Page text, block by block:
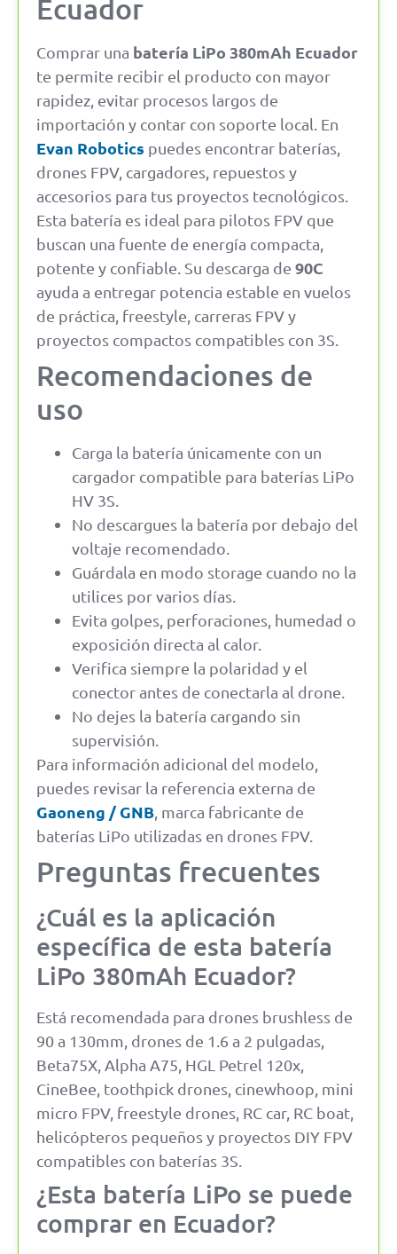
Ecuador
Comprar una batería LiPo 380mAh Ecuador
te permite recibir el producto con mayor
rapidez, evitar procesos largos de
importación y contar con soporte local. En
Evan Robotics puedes encontrar baterías,
drones FPV, cargadores, repuestos y
accesorios para tus proyectos tecnológicos.
Esta batería es ideal para pilotos FPV que
buscan una fuente de energía compacta,
potente y confiable. Su descarga de 90C
ayuda a entregar potencia estable en vuelos
de práctica, freestyle, carreras FPV y
proyectos compactos compatibles con 3S.
Recomendaciones de
uso
Carga la batería únicamente con un
cargador compatible para baterías LiPo
HV 3S.
No descargues la batería por debajo del
voltaje recomendado.
Guárdala en modo storage cuando no la
utilices por varios días.
Evita golpes, perforaciones, humedad o
exposición directa al calor.
Verifica siempre la polaridad y el
conector antes de conectarla al drone.
No dejes la batería cargando sin
supervisión.
Para información adicional del modelo,
puedes revisar la referencia externa de
Gaoneng / GNB , marca fabricante de
baterías LiPo utilizadas en drones FPV.
Preguntas frecuentes
¿Cuál es la aplicación
específica de esta batería
LiPo 380mAh Ecuador?
Está recomendada para drones brushless de
90 a 130mm, drones de 1.6 a 2 pulgadas,
Beta75X, Alpha A75, HGL Petrel 120x,
CineBee, toothpick drones, cinewhoop, mini
micro FPV, freestyle drones, RC car, RC boat,
helicópteros pequeños y proyectos DIY FPV
compatibles con baterías 3S.
¿Esta batería LiPo se puede
comprar en Ecuador?